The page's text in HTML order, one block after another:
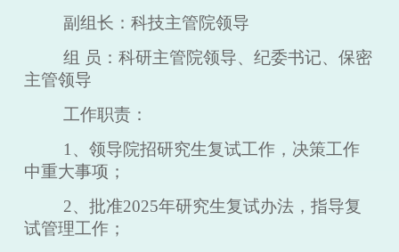
副组长：科技主管院领导
组 员：科研主管院领导、纪委书记、保密
主管领导
工作职责：
1、领导院招研究生复试工作，决策工作
中重大事项；
2、批准2025年研究生复试办法，指导复
试管理工作；